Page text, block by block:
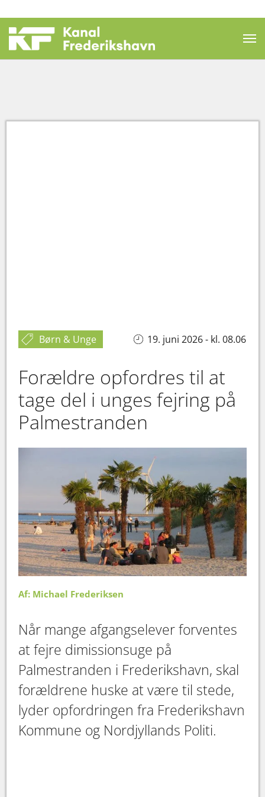
Børn & Unge 19. juni 2026 - kl. 08.06
Forældre opfordres til at
tage del i unges fejring på
Palmestranden
Af: Michael Frederiksen
Når mange afgangselever forventes
at fejre dimissionsuge på
Palmestranden i Frederikshavn, skal
forældrene huske at være til stede,
lyder opfordringen fra Frederikshavn
Kommune og Nordjyllands Politi.